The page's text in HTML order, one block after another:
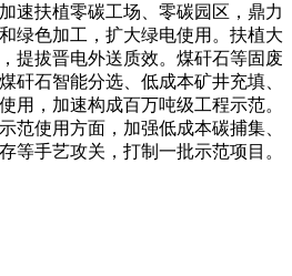
速扶植零碳工场、零碳园区，鼎力
绿色加工，扩大绿电使用。扶植大
提拔晋电外送质效。煤矸石等固废
矸石智能分选、低成本矿井充填、
用，加速构成百万吨级工程示范。
范使用方面，加强低成本碳捕集、
等手艺攻关，打制一批示范项目。